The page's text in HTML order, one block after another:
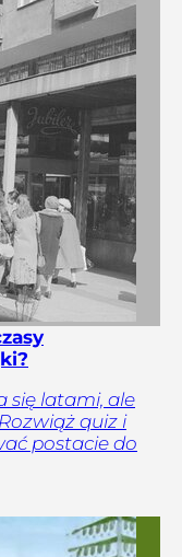
się latami, ale
quiz i
postacie do